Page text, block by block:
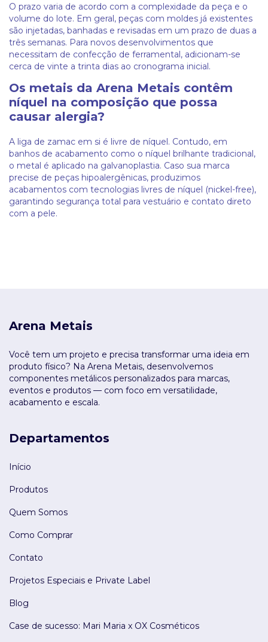
O prazo varia de acordo com a complexidade da peça e o
volume do lote. Em geral, peças com moldes já existentes
são injetadas, banhadas e revisadas em um prazo de duas a
três semanas. Para novos desenvolvimentos que
necessitam de confecção de ferramental, adicionam-se
cerca de vinte a trinta dias ao cronograma inicial.
Os metais da Arena Metais contêm
níquel na composição que possa
causar alergia?
A liga de zamac em si é livre de níquel. Contudo, em
banhos de acabamento como o níquel brilhante tradicional,
o metal é aplicado na galvanoplastia. Caso sua marca
precise de peças hipoalergênicas, produzimos
acabamentos com tecnologias livres de níquel (nickel-free),
garantindo segurança total para vestuário e contato direto
com a pele.
Arena Metais
Você tem um projeto e precisa transformar uma ideia em
produto físico? Na Arena Metais, desenvolvemos
componentes metálicos personalizados para marcas,
eventos e produtos — com foco em versatilidade,
acabamento e escala.
Departamentos
Início
Produtos
Quem Somos
Como Comprar
Contato
Projetos Especiais e Private Label
Blog
Case de sucesso: Mari Maria x OX Cosméticos